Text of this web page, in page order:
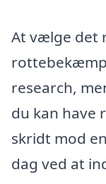
At vælge det
research,
du kan have
skridt mod
dag ved at